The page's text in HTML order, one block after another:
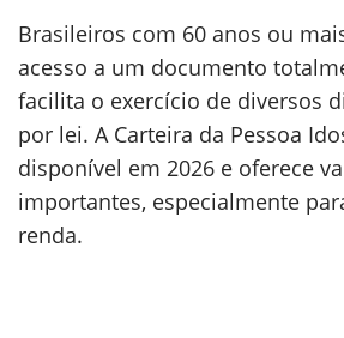
Brasileiros com 60 anos ou
acesso a um documento
facilita o exercício de diversos
por lei. A Carteira da Pessoa
disponível em 2026 e oferece
importantes, especialmente
renda.